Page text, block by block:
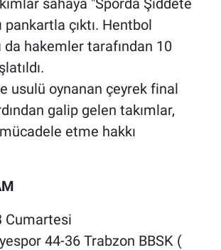
pankartla çıktı. Hentbol
da hakemler tarafından 10
usulü oynanan çeyrek final
galip gelen takımlar,
etme hakkı
Cumartesi
44-36 Trabzon BBSK (